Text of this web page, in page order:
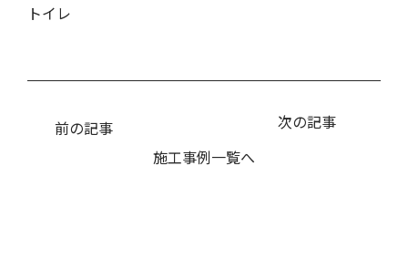
トイレ
前の記事
施工事例一覧へ
次の記事